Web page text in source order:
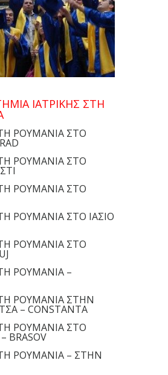
ΙΑΤΡΙΚΗΣ ΣΤΗ
ΡΟΥΜΑΝΙΑ ΣΤΟ
ΡΟΥΜΑΝΙΑ ΣΤΟ
ΡΟΥΜΑΝΙΑ ΣΤΟ
ΡΟΥΜΑΝΙΑ ΣΤΟ ΙΑΣΙΟ
ΡΟΥΜΑΝΙΑ ΣΤΟ
ΡΟΥΜΑΝΙΑ –
ΡΟΥΜΑΝΙΑ ΣΤΗΝ
– CONSTANTA
ΡΟΥΜΑΝΙΑ ΣΤΟ
BRASOV
ΡΟΥΜΑΝΙΑ – ΣΤΗΝ